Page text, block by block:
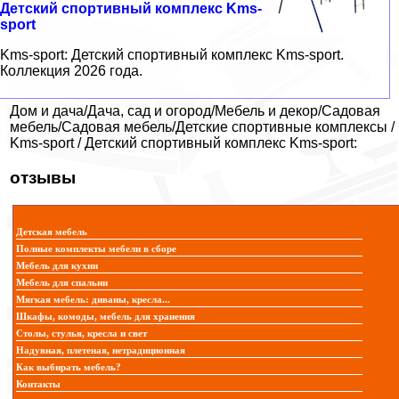
Детский спортивный комплекс Kms-
sport
Kms-sport: Детский спортивный комплекс Kms-sport.
Коллекция 2026 года.
Дом и дача/Дача, сад и огород/Мебель и декор/Садовая
мебель/Садовая мебель/Детские спортивные комплексы /
Kms-sport / Детский спортивный комплекс Kms-sport:
отзывы
Детская мебель
Полные комплекты мебели в сборе
Мебель для кухни
Мебель для спальни
Мягкая мебель: диваны, кресла...
Шкафы, комоды, мебель для хранения
Столы, стулья, кресла и свет
Надувная, плетеная, нетрадиционная
Как выбирать мебель?
Контакты